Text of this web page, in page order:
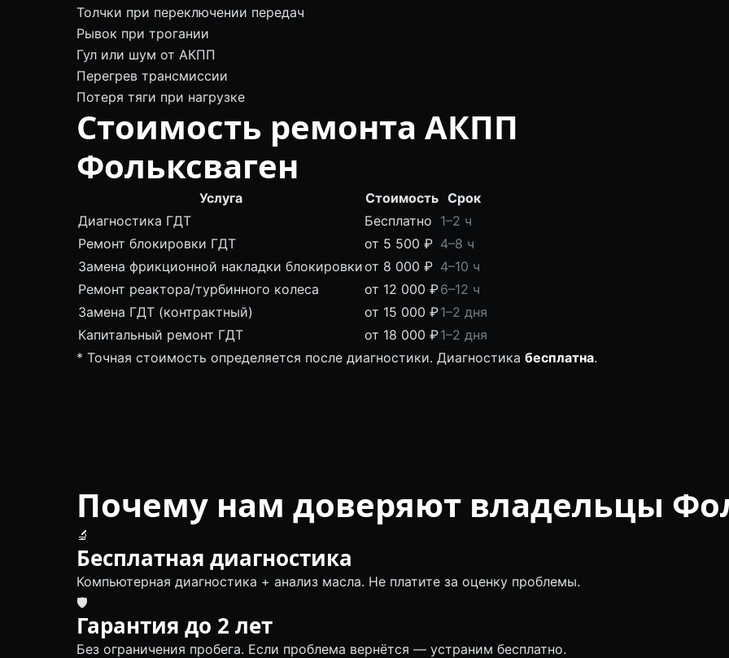
Толчки при переключении передач
Рывок при трогании
Гул или шум от АКПП
Перегрев трансмиссии
Потеря тяги при нагрузке
Стоимость ремонта АКПП
Фольксваген
Услуга Стоимость Срок
Диагностика ГДТ
Бесплатно 1–2 ч
Ремонт блокировки ГДТ
от 5 500 ₽ 4–8 ч
Замена фрикционной накладки блокировкиот 8 000 ₽ 4–10 ч
Ремонт реактора/турбинного колеса
от 12 000 ₽6–12 ч
Замена ГДТ (контрактный)
от 15 000 ₽1–2 дня
Капитальный ремонт ГДТ
от 18 000 ₽1–2 дня
* Точная стоимость определяется после диагностики. Диагностика бесплатна.
Почему нам доверяют владельцы
🔬
Бесплатная диагностика
Компьютерная диагностика + анализ масла. Не платите за оценку проблемы.
🛡
Гарантия до 2 лет
Без ограничения пробега. Если проблема вернётся — устраним бесплатно.